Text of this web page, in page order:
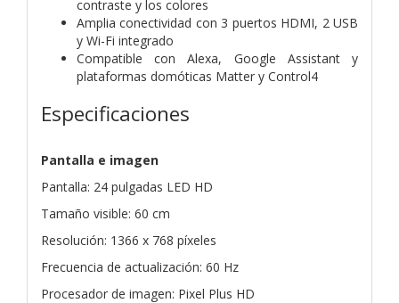
contraste y los colores
Amplia conectividad con 3 puertos HDMI, 2 USB
y Wi-Fi integrado
Compatible con Alexa, Google Assistant y
plataformas domóticas Matter y Control4
Especificaciones
Pantalla e imagen
Pantalla: 24 pulgadas LED HD
Tamaño visible: 60 cm
Resolución: 1366 x 768 píxeles
Frecuencia de actualización: 60 Hz
Procesador de imagen: Pixel Plus HD